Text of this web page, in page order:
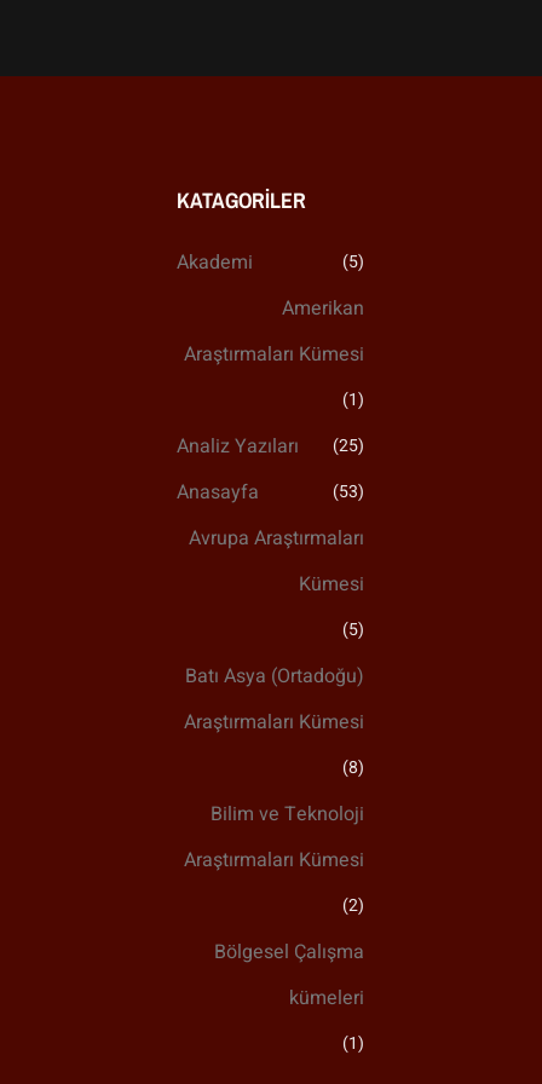
KATAGORILER
Akademi (5)
Amerikan
Araştırmaları Kümesi
(1)
Analiz Yazıları (25)
Anasayfa (53)
Avrupa Araştırmaları
Kümesi
(5)
Batı Asya (Ortadoğu)
Araştırmaları Kümesi
(8)
Bilim ve Teknoloji
Araştırmaları Kümesi
(2)
Bölgesel Çalışma
kümeleri
(1)